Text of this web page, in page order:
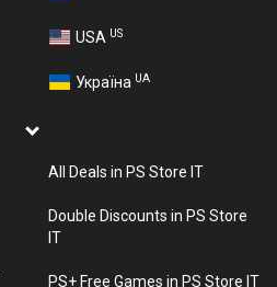
USA US
Україна UA
All Deals in PS Store IT
Double Discounts in PS Store
IT
PS+ Free Games in PS Store IT